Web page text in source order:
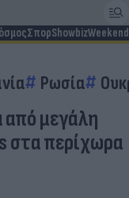
ΣπορShowbizWeekend
Ρωσία
από μεγάλη
στα περίχωρα